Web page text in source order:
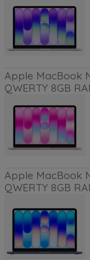
Apple MacBook
QWERTY 8GB
Apple MacBook
QWERTY 8GB